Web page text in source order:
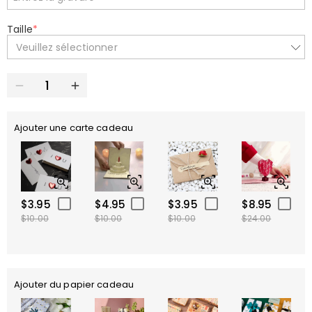
Taille*
Veuillez sélectionner
Ajouter une carte cadeau
$3.95
$10.00
$4.95
$10.00
$3.95
$10.00
$8.95
$24.00
Ajouter du papier cadeau